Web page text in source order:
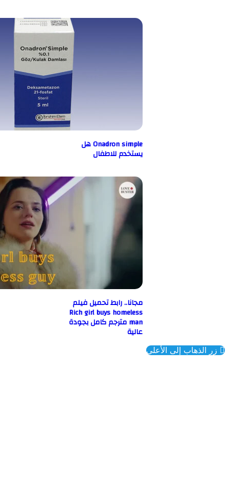
Onadron simple هل
يستخدم للاطفال
مجانا.. رابط تحميل فيلم
Rich girl buys homeless
man مترجم كامل بجودة
إلى الأعلى